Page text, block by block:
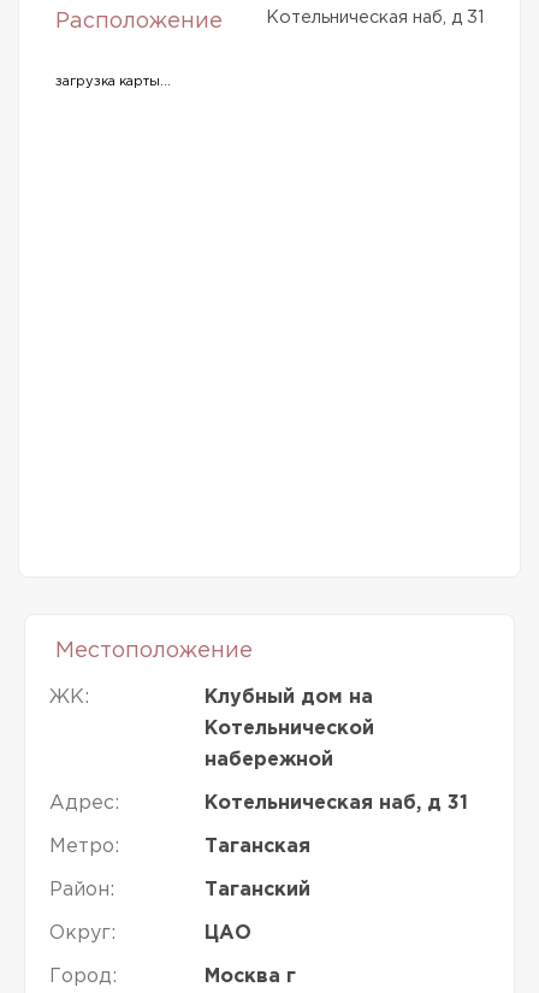
Расположение Котельническая наб, д 31
загрузка карты...
Местоположение
ЖК:
Клубный дом на
Котельнической
набережной
Адрес: Котельническая наб, д 31
Метро: Таганская
Район: Таганский
Округ: ЦАО
Город: Москва г